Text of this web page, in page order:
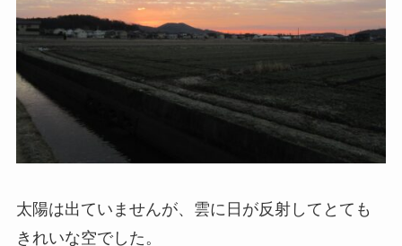
太陽は出ていませんが、雲に日が反射してとても
きれいな空でした。